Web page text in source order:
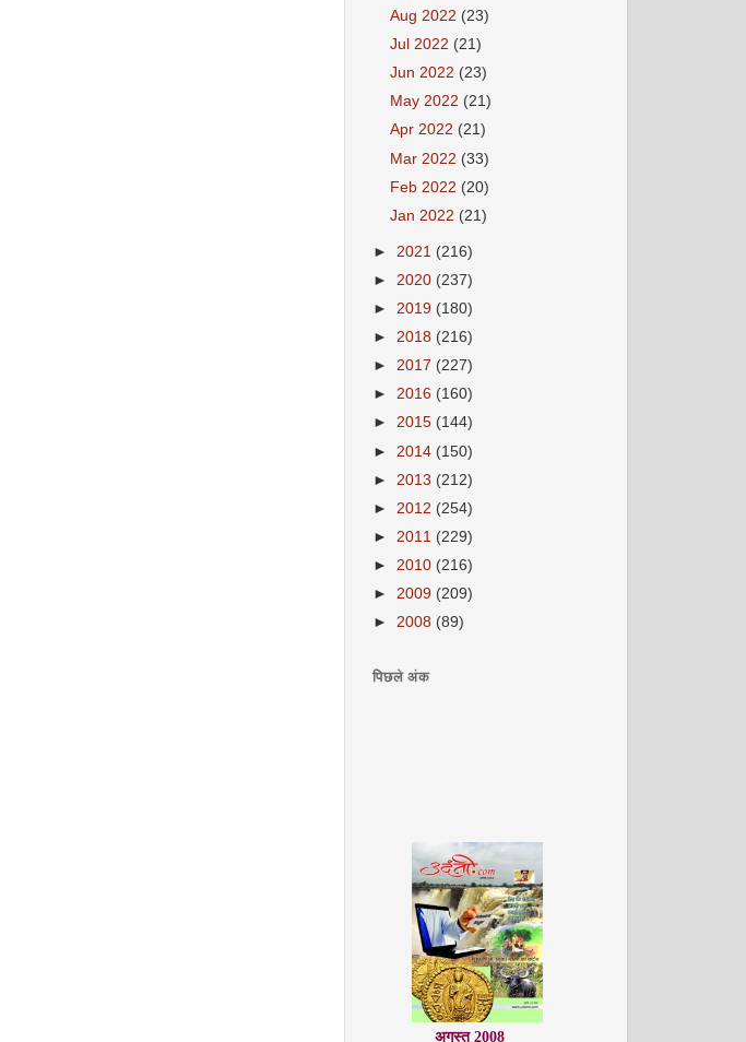
Aug 2022 (23)
Jul 2022 (21)
Jun 2022 (23)
May 2022 (21)
Apr 2022 (21)
Mar 2022 (33)
Feb 2022 (20)
Jan 2022 (21)
► 2021 (216)
► 2020 (237)
► 2019 (180)
► 2018 (216)
► 2017 (227)
► 2016 (160)
► 2015 (144)
► 2014 (150)
► 2013 (212)
► 2012 (254)
► 2011 (229)
► 2010 (216)
► 2009 (209)
► 2008 (89)
पिछले अंक
अगस्त 2008